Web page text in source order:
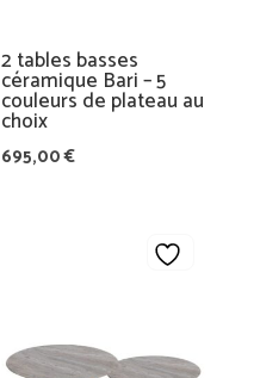
2 tables basses
céramique Bari – 5
couleurs de plateau au
choix
695,00€